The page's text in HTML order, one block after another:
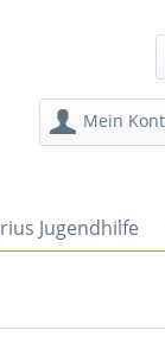
Mein
Jugendhilfe